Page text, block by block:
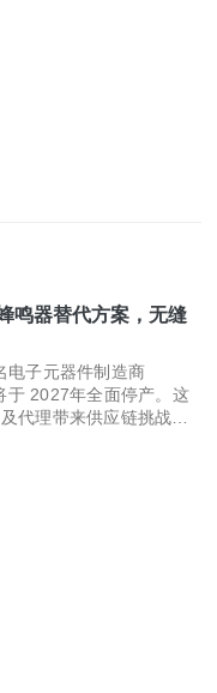
鸣器替代方案，无缝
于 2027年全面停产。这
代理带来供应链挑战。